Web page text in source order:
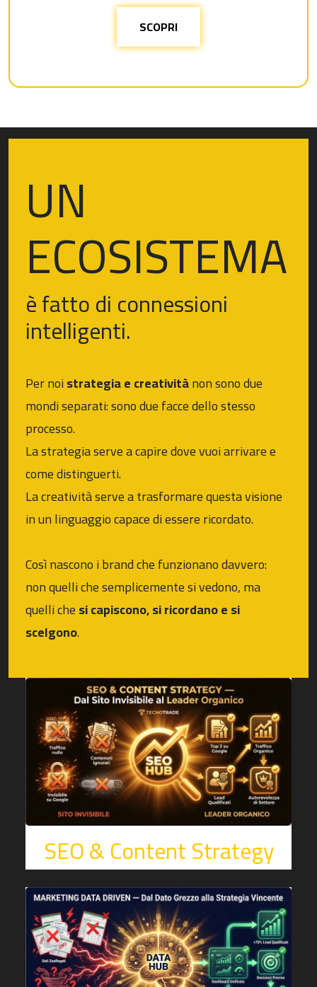
SCOPRI
UN
ECOSISTEMA
è fatto di connessioni
intelligenti.
Per noistrategia e creativitànon sono due
mondi separati: sono due facce dello stesso
processo.
La strategia serve a capire dove vuoi arrivare e
come distinguerti.
La creatività serve a trasformare questa visione
in un linguaggio capace di essere ricordato.
Così nascono i brand che funzionano davvero:
non quelli che semplicemente si vedono, ma
quelli chesi capiscono, si ricordano e si
scelgono.
SEO & Content Strategy